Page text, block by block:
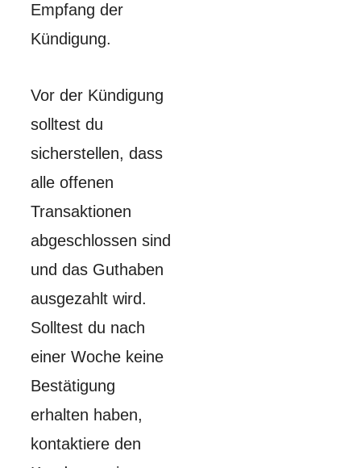
Empfang der
Kündigung.
Vor der Kündigung
solltest du
sicherstellen, dass
alle offenen
Transaktionen
abgeschlossen sind
und das Guthaben
ausgezahlt wird.
Solltest du nach
einer Woche keine
Bestätigung
erhalten haben,
kontaktiere den